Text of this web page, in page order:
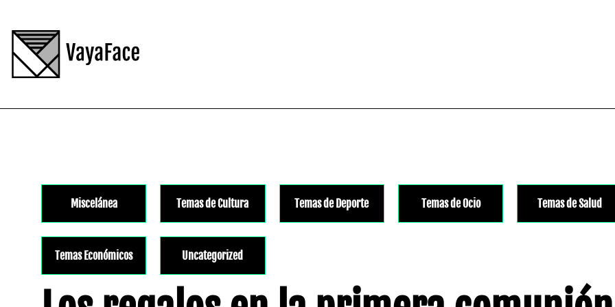
Miscelánea Temas de Cultura Temas de Deporte Temas de Ocio Temas de Salud
Temas Económicos Uncategorized